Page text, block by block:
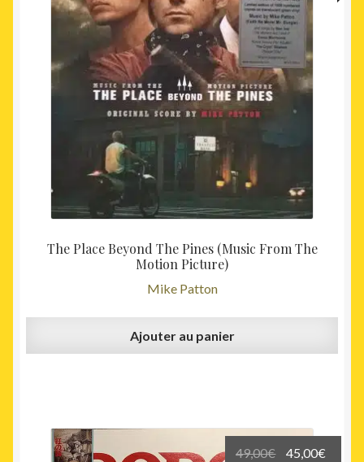
The Place Beyond The Pines (Music From The
Motion Picture)
Mike Patton
Ajouter au panier
49,00€
Le
45,00€